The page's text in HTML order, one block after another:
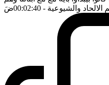
والشيوعية - 00:02:40 ضَ